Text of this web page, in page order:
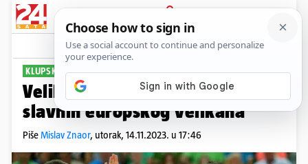
PRIJAVA
Sport Komentari
KLUPSKA IKONA
Velika čast! Simon ulazi u Kuću
slavnih europskog velikana
PišeMislav Znaor, utorak, 14.11.2023. u 17:46